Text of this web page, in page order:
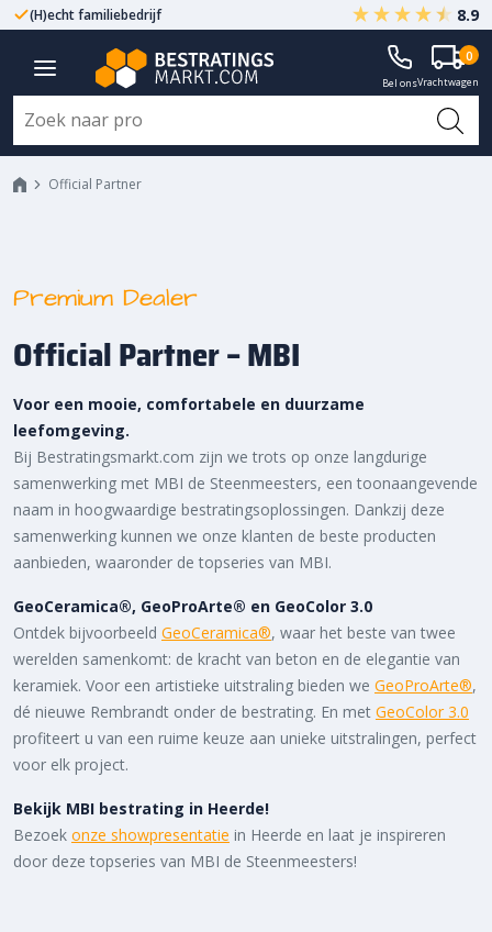
(H)echt familiebedrijf Gegarandeerd A-kwaliteit
8.9
Bel onsVrachtwagen
0
Official Partner
Premium Dealer
Official Partner – MBI
Voor een mooie, comfortabele en duurzame
leefomgeving.
Bij Bestratingsmarkt.com zijn we trots op onze langdurige
samenwerking met MBI de Steenmeesters, een toonaangevende
naam in hoogwaardige bestratingsoplossingen. Dankzij deze
samenwerking kunnen we onze klanten de beste producten
aanbieden, waaronder de topseries van MBI.
GeoCeramica®, GeoProArte® en GeoColor 3.0
Ontdek bijvoorbeeld GeoCeramica®, waar het beste van twee
werelden samenkomt: de kracht van beton en de elegantie van
keramiek. Voor een artistieke uitstraling bieden we GeoProArte®,
dé nieuwe Rembrandt onder de bestrating. En met GeoColor 3.0
profiteert u van een ruime keuze aan unieke uitstralingen, perfect
voor elk project.
Bekijk MBI bestrating in Heerde!
Bezoek onze showpresentatie in Heerde en laat je inspireren
door deze topseries van MBI de Steenmeesters!